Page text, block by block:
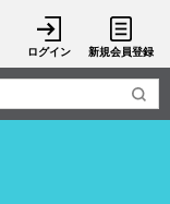
ログイン 新規会員登録